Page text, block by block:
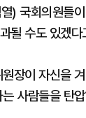
) 국회의원들
될 수도 있겠
장이 자신을
사람들을 탄